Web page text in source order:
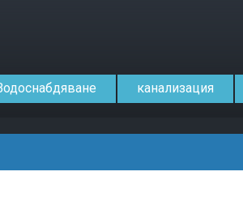
канализация